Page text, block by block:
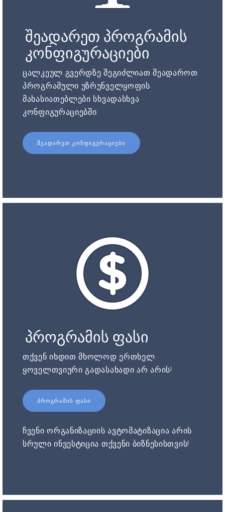
შეადარეთ პროგრამის
კონფიგურაციები
ცალკეულ გვერდზე შეგიძლიათ შეადაროთ
პროგრამული უზრუნველყოფის
მახასიათებლები სხვადასხვა
კონფიგურაციებში.
ᲨᲔᲐᲓᲐᲠᲔᲗ ᲙᲝᲜᲤᲘᲒᲣᲠᲐᲪᲘᲔᲑᲘ
პროგრამის ფასი
თქვენ იხდით მხოლოდ ერთხელ.
ყოველთვიური გადასახადი არ არის!
ᲞᲠᲝᲒᲠᲐᲛᲘᲡ ᲤᲐᲡᲘ
ჩვენი ორგანიზაციის ავტომატიზაცია არის
სრული ინვესტიცია თქვენი ბიზნესისთვის!